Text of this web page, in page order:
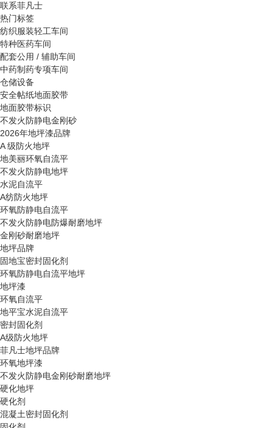
联系菲凡士
热门标签
纺织服装轻工车间
特种医药车间
配套公用 / 辅助车间
中药制药专项车间
仓储设备
安全帖纸地面胶带
地面胶带标识
不发火防静电金刚砂
2026年地坪漆品牌
A 级防火地坪
地美丽环氧自流平
不发火防静电地坪
水泥自流平
A纺防火地坪
环氧防静电自流平
不发火防静电防爆耐磨地坪
金刚砂耐磨地坪
地坪品牌
固地宝密封固化剂
环氧防静电自流平地坪
地坪漆
环氧自流平
地平宝水泥自流平
密封固化剂
A级防火地坪
菲凡士地坪品牌
环氧地坪漆
不发火防静电金刚砂耐磨地坪
硬化地坪
硬化剂
混凝土密封固化剂